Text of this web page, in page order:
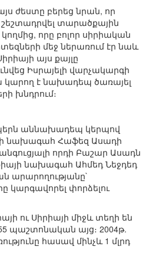
ժեստը բերեց նրան, որ
տարածքային
որը բոլոր սիրիական
մեջ ներառում էր նաև
այս քայլը
Իսրայելի վարչակարգի
կարող է նախադեպ ծառայել
խնդրում։
աննախադեպ կերպով
նախագահ Հաֆեզ Ասադի
որդի Բաշար Ասադն
նախագահ Ահմեդ Նեջդեդ
արարողությանը`
կարգավորել փորձելու
ու Սիրիայի միջև տեղի են
պաշտոնական այց։ 2004թ.
հասավ մինչև 1 մլրդ